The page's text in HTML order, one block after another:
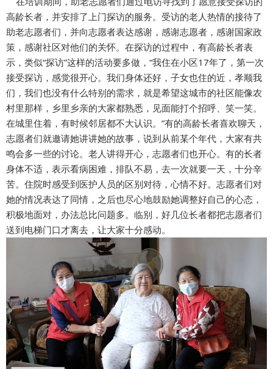
高龄长者，并安排了上门探访的服务。受访的老人热情的接待了
助老志愿者们，并向志愿者表达感谢，感谢志愿者，感谢国家政
策，感谢社区对他们的关怀。在探访的过程中，有高龄长者表
示，类似“探访”这样的活动要多做，“我住在小区17年了，第一次
接受探访，感觉很开心。我们身体还好，子女也住的近，孝顺我
们，我们也没有什么特别的需求，就是希望这城市的社区能像农
村里那样，乡里乡亲的大家都熟悉，见面能打个招呼、笑一笑。
在城里住着，有时候邻居都不大认识。”有的高龄长者喜欢聊天，
志愿者们就邀请她讲讲她的故事，说到从前某个年代，大家有共
鸣会多一些的讨论。老人讲得开心，志愿者们也开心。有的长者
身体不适，表示看病困难，排队不易，去一次就要一天，十分辛
苦。住院时感受到医护人员的区别对待，心情不好。志愿者们对
她的情况表达了同情，之后也尽心地鼓励她调整好自己的心态，
积极地面对，办法总比问题多。临别，好几位长者都把志愿者们
送到电梯门口才离去，让大家十分感动。